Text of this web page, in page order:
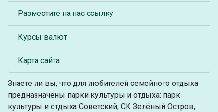
Разместите на нас ссылку
Курсы валют
Карта сайта
Знаете ли вы, что для любителей семейного отдыха
предназначены парки культуры и отдыха: парк
культуры и отдыха Советский, СК Зелёный Остров,